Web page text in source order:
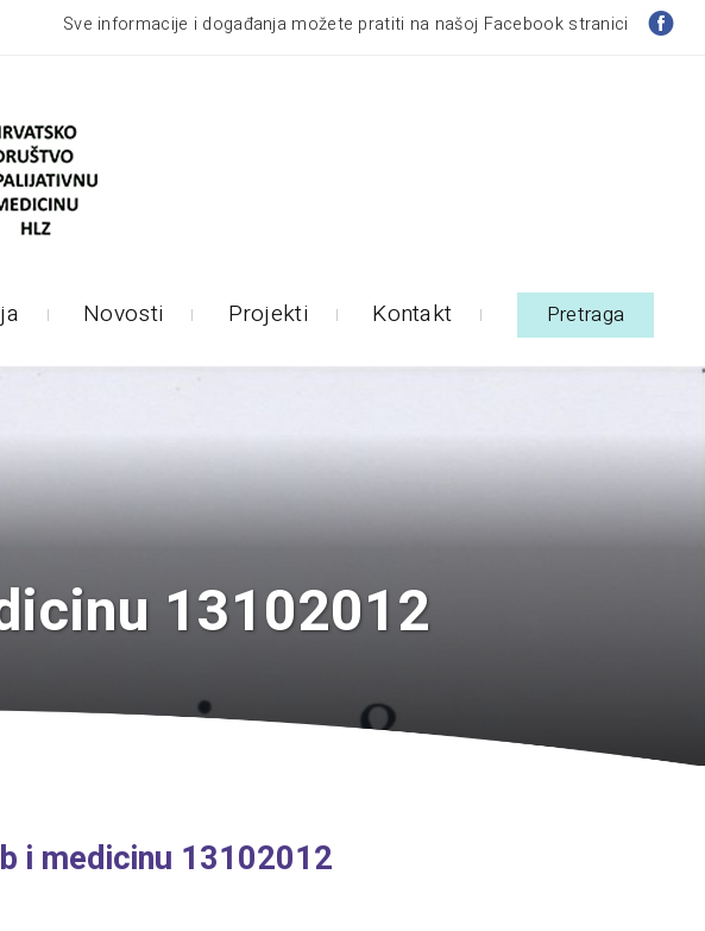
Sve informacije i događanja možete pratiti na našoj Facebook stranici
Novosti Projekti Kontakt Pretraga
13102012
i medicinu 13102012